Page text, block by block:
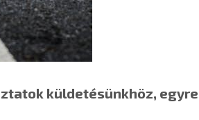
küldetésünkhöz,